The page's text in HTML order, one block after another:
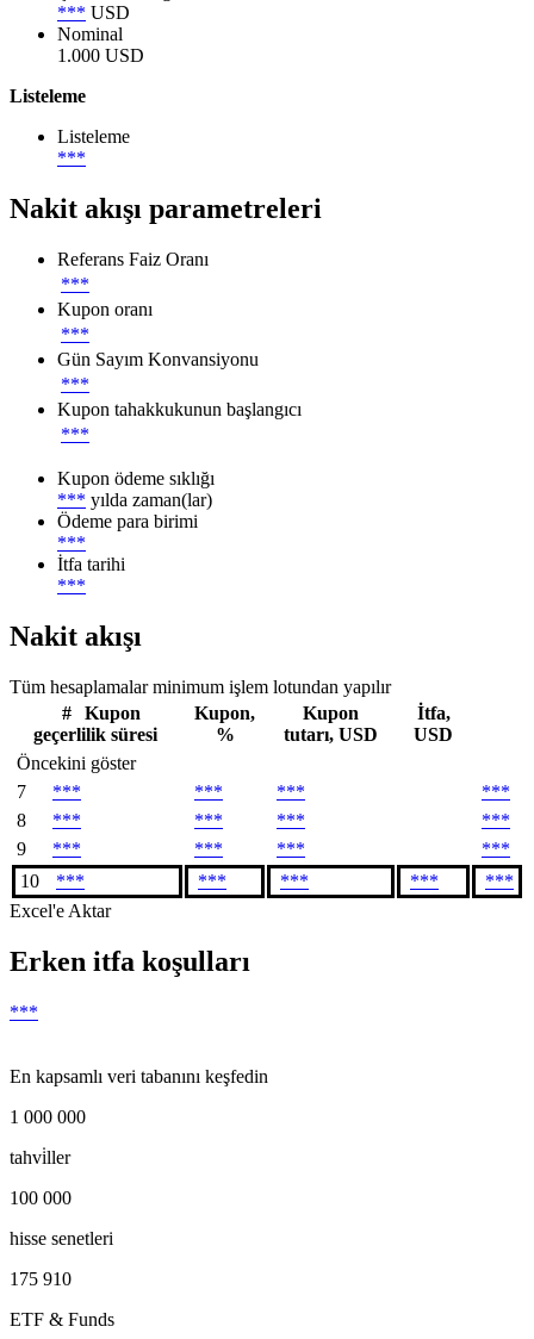
*** USD
Nominal
1.000 USD
Listeleme
Listeleme
***
Nakit akışı parametreleri
Referans Faiz Oranı
***
Kupon oranı
***
Gün Sayım Konvansiyonu
***
Kupon tahakkukunun başlangıcı
***
Kupon ödeme sıklığı
*** yılda zaman(lar)
Ödeme para birimi
***
İtfa tarihi
***
Nakit akışı
Tüm hesaplamalar minimum işlem lotundan yapılır
#
Kupon
geçerlilik süresi
Kupon,
%
Kupon
tutarı, USD
İtfa,
USD
Öncekini göster
7
*** *** ***
***
8
*** *** ***
***
9
*** *** ***
***
10
*** *** *** ***
***
Excel'e Aktar
Erken itfa koşulları
***
En kapsamlı veri tabanını keşfedin
1 000 000
tahvi̇ller
100 000
hisse senetleri
175 910
ETF & Funds